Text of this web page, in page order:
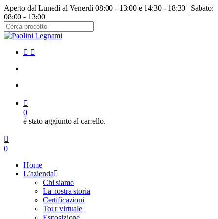
Salta
al
contenuto
principale
Aperto dal Lunedì al Venerdì 08:00 - 13:00 e 14:30 - 18:30 | Sabato:
08:00 - 13:00
Chiudi
facebook
instagram
0
è stato aggiunto al carrello.
Menu
cerca
account
0
Home
L’azienda
Chi siamo
La nostra storia
Certificazioni
Tour virtuale
Esposizione